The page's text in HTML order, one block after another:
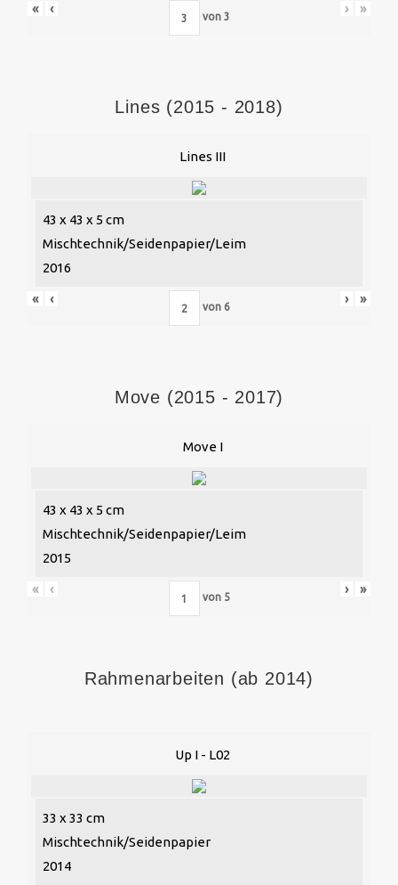
« ‹
von 3
› »
Lines (2015 - 2018)
Lines III
43 x 43 x 5 cm
Mischtechnik/Seidenpapier/Leim
2016
« ‹
von 6
› »
Move (2015 - 2017)
Move I
43 x 43 x 5 cm
Mischtechnik/Seidenpapier/Leim
2015
« ‹
von 5
› »
Rahmenarbeiten (ab 2014)
Up I - L02
33 x 33 cm
Mischtechnik/Seidenpapier
2014